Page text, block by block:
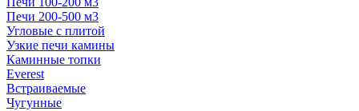
Печи 200-500 м3
Угловые с плитой
Узкие печи камины
Каминные топки
Everest
Встраиваемые
Чугунные